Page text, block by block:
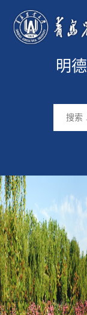
明德